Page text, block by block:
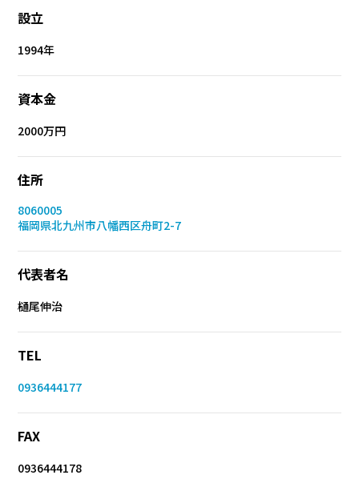
設立
1994年
資本金
2000万円
住所
8060005
福岡県北九州市八幡西区舟町2-7
代表者名
樋󠄀尾伸治
TEL
0936444177
FAX
0936444178